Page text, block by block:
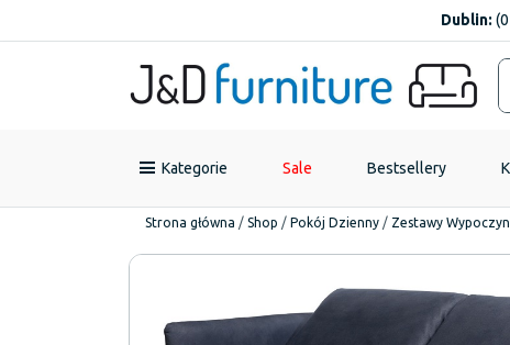
Dublin:
Kategorie Sale Bestsellery
Strona główna / Shop / Pokój Dzienny / Zestawy